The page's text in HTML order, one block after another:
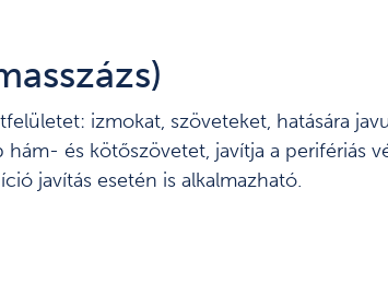
izmokat, szöveteket, hatására
és kötőszövetet, javítja a perifériás
javítás esetén is alkalmazható.